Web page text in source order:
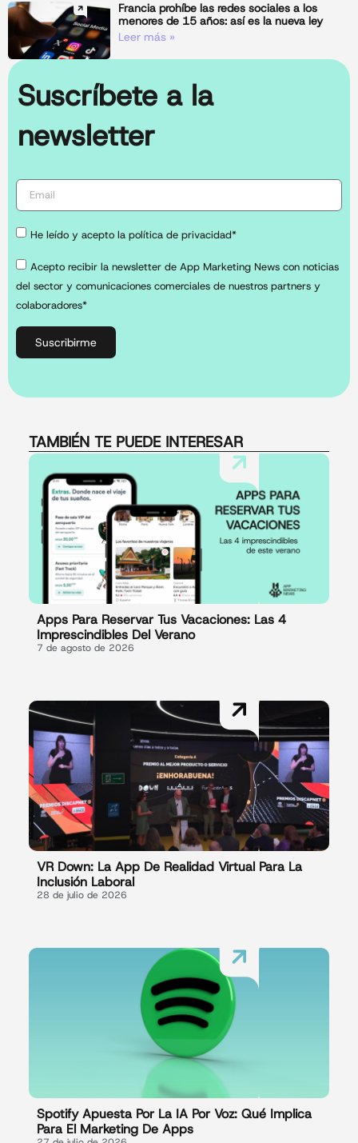
Francia prohíbe las redes sociales a los
menores de 15 años: así es la nueva ley
Leer más »
Suscríbete a la
newsletter
He leído y acepto la política de privacidad*
Acepto recibir la newsletter de App Marketing News con noticias
del sector y comunicaciones comerciales de nuestros partners y
colaboradores*
Suscribirme
TAMBIÉN TE PUEDE INTERESAR
Apps Para Reservar Tus Vacaciones: Las 4
Imprescindibles Del Verano
7 de agosto de 2026
VR Down: La App De Realidad Virtual Para La
Inclusión Laboral
28 de julio de 2026
Spotify Apuesta Por La IA Por Voz: Qué Implica
Para El Marketing De Apps